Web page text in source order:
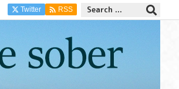
Twitter  RSS